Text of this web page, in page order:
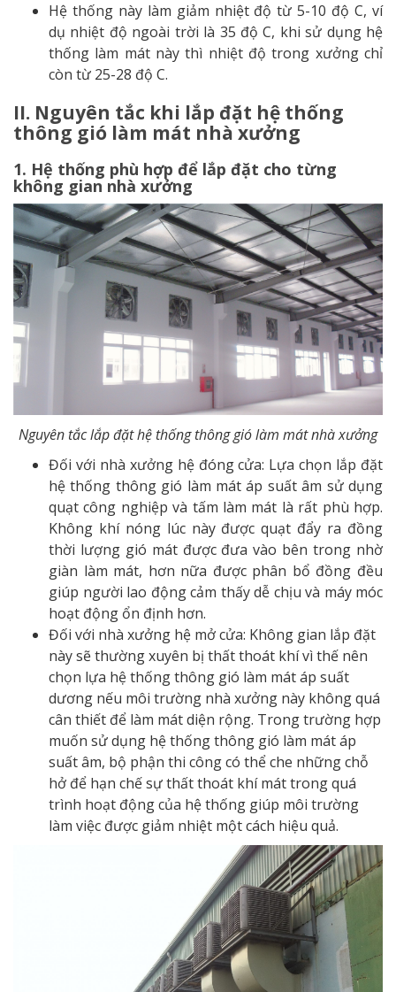
Hệ thống này làm giảm nhiệt độ từ 5-10 độ C, ví
dụ nhiệt độ ngoài trời là 35 độ C, khi sử dụng hệ
thống làm mát này thì nhiệt độ trong xưởng chỉ
còn từ 25-28 độ C.
II. Nguyên tắc khi lắp đặt hệ thống
thông gió làm mát nhà xưởng
1. Hệ thống phù hợp để lắp đặt cho từng
không gian nhà xưởng
Nguyên tắc lắp đặt hệ thống thông gió làm mát nhà xưởng
Đối với nhà xưởng hệ đóng cửa: Lựa chọn lắp đặt
hệ thống thông gió làm mát áp suất âm sử dụng
quạt công nghiệp và tấm làm mát là rất phù hợp.
Không khí nóng lúc này được quạt đẩy ra đồng
thời lượng gió mát được đưa vào bên trong nhờ
giàn làm mát, hơn nữa được phân bổ đồng đều
giúp người lao động cảm thấy dễ chịu và máy móc
hoạt động ổn định hơn.
Đối với nhà xưởng hệ mở cửa: Không gian lắp đặt
này sẽ thường xuyên bị thất thoát khí vì thế nên
chọn lựa hệ thống thông gió làm mát áp suất
dương nếu môi trường nhà xưởng này không quá
cân thiết để làm mát diện rộng. Trong trường hợp
muốn sử dụng hệ thống thông gió làm mát áp
suất âm, bộ phận thi công có thể che những chỗ
hở để hạn chế sự thất thoát khí mát trong quá
trình hoạt động của hệ thống giúp môi trường
làm việc được giảm nhiệt một cách hiệu quả.